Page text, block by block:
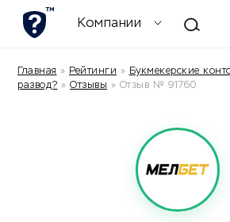
Компании
Главная » Рейтинги » Букмекерские
развод? » Отзывы » Отзыв № 91760